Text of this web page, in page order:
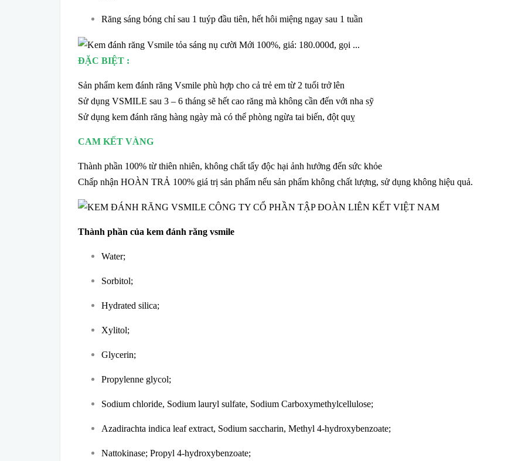
Răng sáng bóng chỉ sau 1 tuýp đầu tiên, hết hôi miệng ngay sau 1 tuần
ĐẶC BIỆT :
Sản phẩm kem đánh răng Vsmile phù hợp cho cả trẻ em từ 2 tuổi trở lên
Sử dụng VSMILE sau 3 – 6 tháng sẽ hết cao răng mà không cần đến với nha sỹ
Sử dụng kem đánh răng hàng ngày mà có thể phòng ngừa tai biến, đột quỵ
CAM KẾT VÀNG
Thành phần 100% từ thiên nhiên, không chất tẩy độc hại ảnh hưởng đến sức khỏe
Chấp nhận HOÀN TRẢ 100% giá trị sản phẩm nếu sản phẩm không chất lượng, sử dụng không hiệu quả.
Thành phần của kem đánh răng vsmile
Water;
Sorbitol;
Hydrated silica;
Xylitol;
Glycerin;
Propylenne glycol;
Sodium chloride, Sodium lauryl sulfate, Sodium Carboxymethylcellulose;
Azadirachta indica leaf extract, Sodium saccharin, Methyl 4-hydroxybenzoate;
Nattokinase; Propyl 4-hydroxybenzoate;